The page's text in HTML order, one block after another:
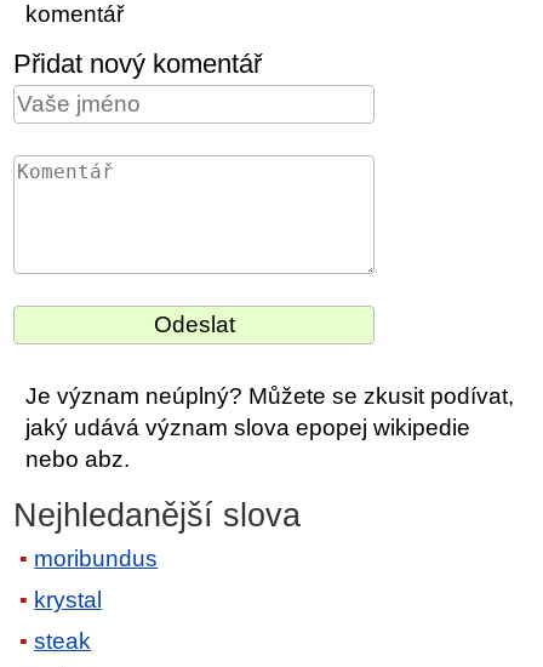
komentář
Přidat nový komentář
Je význam neúplný? Můžete se zkusit podívat,
jaký udává význam slova epopej wikipedie
nebo abz.
Nejhledanější slova
moribundus
krystal
steak